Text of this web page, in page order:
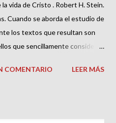
vida de Cristo . Robert H. Stein.
Cuando se aborda el estudio de
los textos que resultan son
que sencillamente consideran
entre el llamado Jesús
COMENTARIO LEER MÁS